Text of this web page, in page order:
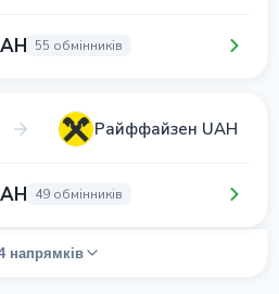
55 обмінників
Райффайзен UAH
49 обмінників
напрямків